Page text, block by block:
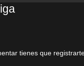
tienes que